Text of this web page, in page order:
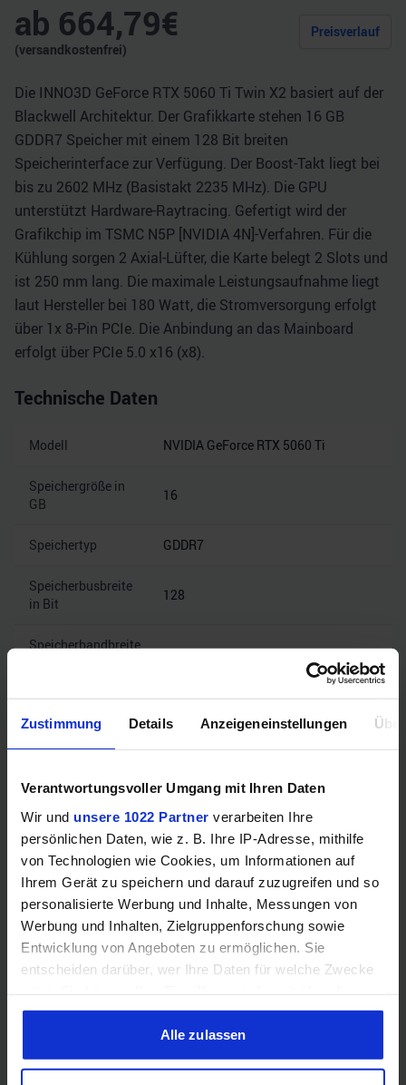
Zustimmung Details Anzeigeneinstellungen
Verantwortungsvoller Umgang mit Ihren Daten
Wir und unsere 1022 Partner verarbeiten Ihre
persönlichen Daten, wie z. B. Ihre IP-Adresse, mithilfe
von Technologien wie Cookies, um Informationen auf
Ihrem Gerät zu speichern und darauf zuzugreifen und so
personalisierte Werbung und Inhalte, Messungen von
Werbung und Inhalten, Zielgruppenforschung sowie
Entwicklung von Angeboten zu ermöglichen. Sie
entscheiden darüber, wer Ihre Daten für welche Zwecke
Cookie-Erklärung oder durch Klicken auf das Privacy
Trigger Symbol ändern oder widerrufen
Alle zulassen
ab 664,79€
(versandkostenfrei)
Preisverlauf
Die INNO3D GeForce RTX 5060 Ti Twin X2 basiert auf der
Blackwell Architektur. Der Grafikkarte stehen 16 GB
GDDR7 Speicher mit einem 128 Bit breiten
Speicherinterface zur Verfügung. Der Boost-Takt liegt bei
bis zu 2602 MHz (Basistakt 2235 MHz). Die GPU
unterstützt Hardware-Raytracing. Gefertigt wird der
Grafikchip im TSMC N5P [NVIDIA 4N]-Verfahren. Für die
Kühlung sorgen 2 Axial-Lüfter, die Karte belegt 2 Slots und
ist 250 mm lang. Die maximale Leistungsaufnahme liegt
laut Hersteller bei 180 Watt, die Stromversorgung erfolgt
über 1x 8-Pin PCIe. Die Anbindung an das Mainboard
erfolgt über PCIe 5.0 x16 (x8).
Technische Daten
Modell NVIDIA GeForce RTX 5060 Ti
Speichergröße in
GB
16
Speichertyp GDDR7
Speicherbusbreite
in Bit
128
Speicherbandbreite
28
Mehr technische Daten
Hinweis: Unsere Links sind Affiliate Links. Wir erhalten beim Kauf
eine kleine Provision, ohne dass sich euer Preis erhöht.
ZUM BESTPREIS
Vergleichen
Gewinne einen MSI Gaming PC mit RTX 5070